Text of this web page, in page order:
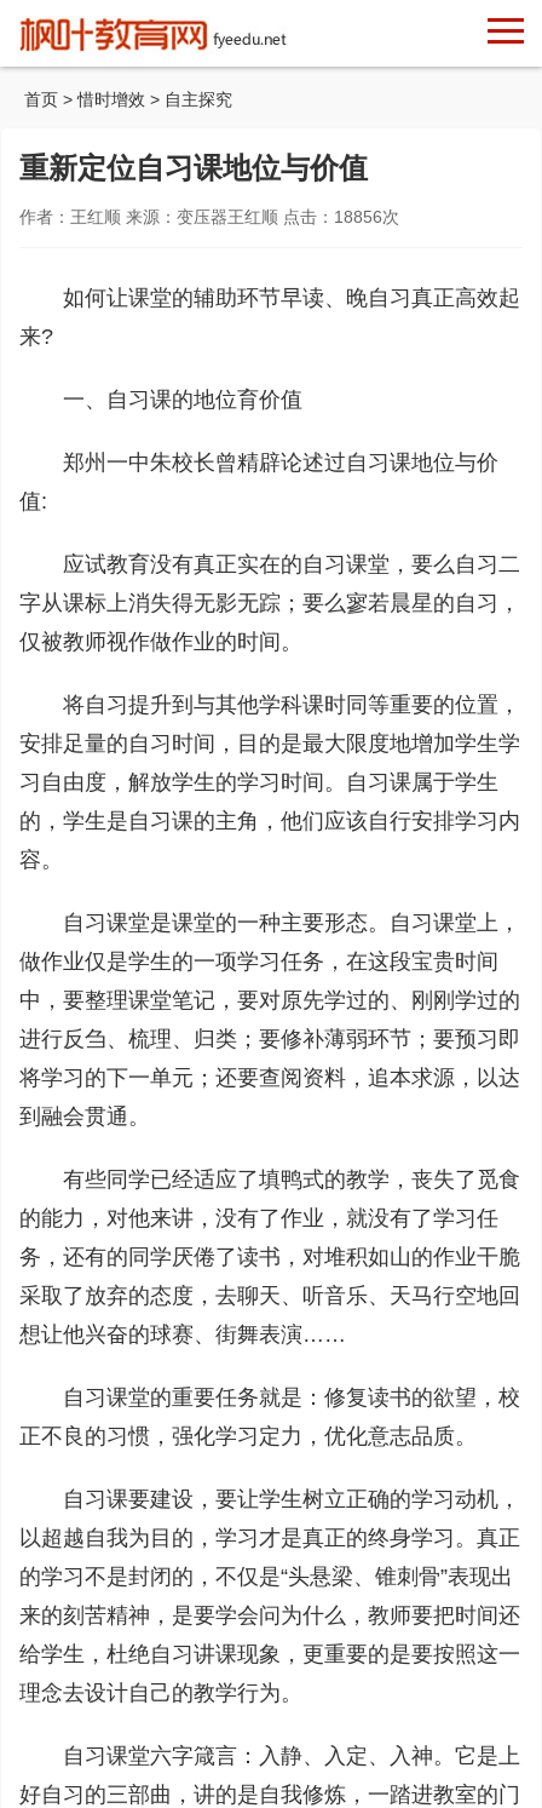
首页 >惜时增效 > 自主探究
重新定位自习课地位与价值
作者：王红顺 来源：变压器王红顺 点击： 18856次
如何让课堂的辅助环节早读、晚自习真正高效起
来?
一、自习课的地位育价值
郑州一中朱校长曾精辟论述过自习课地位与价
值:
应试教育没有真正实在的自习课堂，要么自习二
字从课标上消失得无影无踪；要么寥若晨星的自习，
仅被教师视作做作业的时间。
将自习提升到与其他学科课时同等重要的位置，
安排足量的自习时间，目的是最大限度地增加学生学
习自由度，解放学生的学习时间。自习课属于学生
的，学生是自习课的主角，他们应该自行安排学习内
容。
自习课堂是课堂的一种主要形态。自习课堂上，
做作业仅是学生的一项学习任务，在这段宝贵时间
中，要整理课堂笔记，要对原先学过的、刚刚学过的
进行反刍、梳理、归类；要修补薄弱环节；要预习即
将学习的下一单元；还要查阅资料，追本求源，以达
到融会贯通。
有些同学已经适应了填鸭式的教学，丧失了觅食
的能力，对他来讲，没有了作业，就没有了学习任
务，还有的同学厌倦了读书，对堆积如山的作业干脆
采取了放弃的态度，去聊天、听音乐、天马行空地回
想让他兴奋的球赛、街舞表演……
自习课堂的重要任务就是：修复读书的欲望，校
正不良的习惯，强化学习定力，优化意志品质。
自习课要建设，要让学生树立正确的学习动机，
以超越自我为目的，学习才是真正的终身学习。真正
的学习不是封闭的，不仅是“头悬梁、锥刺骨”表现出
来的刻苦精神，是要学会问为什么，教师要把时间还
给学生，杜绝自习讲课现象，更重要的是要按照这一
理念去设计自己的教学行为。
自习课堂六字箴言：入静、入定、入神。它是上
好自习的三部曲，讲的是自我修炼，一踏进教室的门